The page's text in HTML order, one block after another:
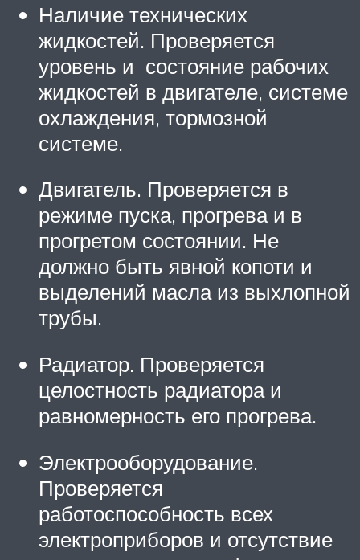
Наличие технических
жидкостей. Проверяется
уровень и состояние рабочих
жидкостей в двигателе, системе
охлаждения, тормозной
системе.
Двигатель. Проверяется в
режиме пуска, прогрева и в
прогретом состоянии. Не
должно быть явной копоти и
выделений масла из выхлопной
трубы.
Радиатор. Проверяется
целостность радиатора и
равномерность его прогрева.
Электрооборудование.
Проверяется
работоспособность всех
электроприборов и отсутствие